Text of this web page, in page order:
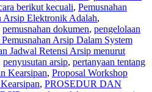
berikut kecuali, Pemusnahan
Arsip Elektronik Adalah,
pemusnahan dokumen, pengelolaan
Arsip Dalam System
Jadwal Retensi Arsip menurut
penyusutan arsip, pertanyaan tentang
Kearsipan, Proposal Workshop
, PROSEDUR DAN